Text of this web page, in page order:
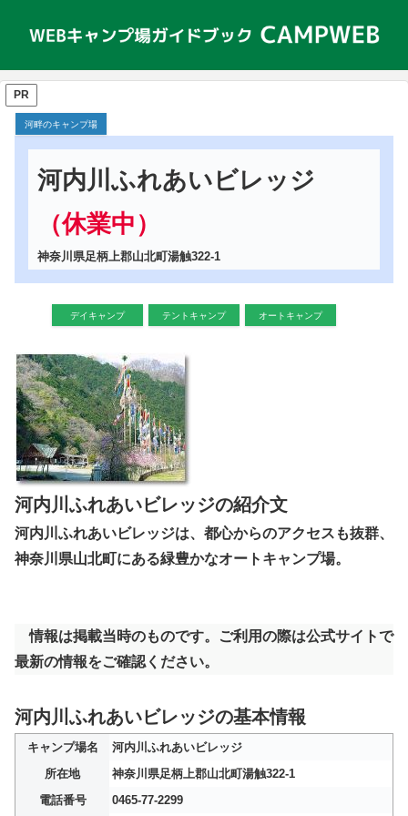
PR
河畔のキャンプ場
河内川ふれあいビレッジ
（休業中）
神奈川県足柄上郡山北町湯触322-1
デイキャンプ テントキャンプ オートキャンプ
河内川ふれあいビレッジの紹介文
河内川ふれあいビレッジは、都心からのアクセスも抜群、
神奈川県山北町にある緑豊かなオートキャンプ場。
情報は掲載当時のものです。ご利用の際は公式サイトで
最新の情報をご確認ください。
河内川ふれあいビレッジの基本情報
キャンプ場名
河内川ふれあいビレッジ
所在地
神奈川県足柄上郡山北町湯触322-1
電話番号
0465-77-2299